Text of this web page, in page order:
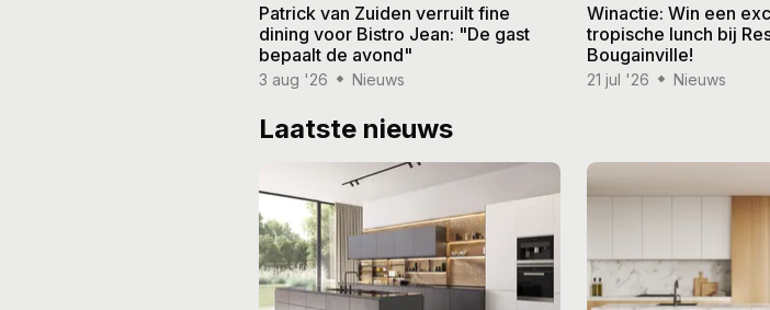
Patrick van Zuiden verruilt fine
dining voor Bistro Jean: "De gast
bepaalt de avond"
3 aug '26 Nieuws
Winactie: Win een
tropische lunch bij
Bougainville!
21 jul '26 Nieuws
Laatste nieuws